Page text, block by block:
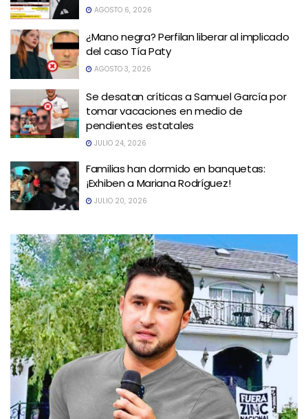
AGOSTO 6, 2026
¿Mano negra? Perfilan liberar al implicado
del caso Tía Paty
AGOSTO 3, 2026
Se desatan críticas a Samuel García por
tomar vacaciones en medio de
pendientes estatales
JULIO 24, 2026
Familias han dormido en banquetas:
¡Exhiben a Mariana Rodríguez!
JULIO 20, 2026